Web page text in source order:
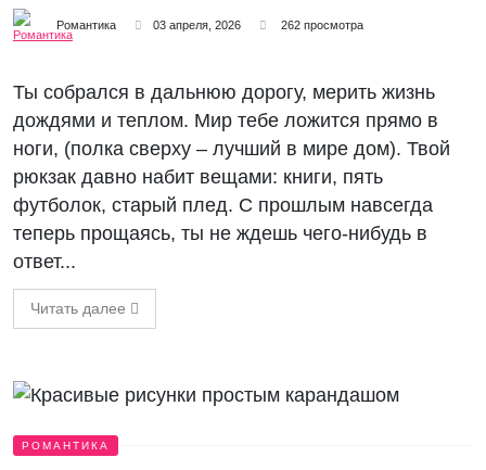
Романтика 03 апреля, 2026 262 просмотра
Ты собрался в дальнюю дорогу, мерить жизнь
дождями и теплом. Мир тебе ложится прямо в
ноги, (полка сверху – лучший в мире дом). Твой
рюкзак давно набит вещами: книги, пять
футболок, старый плед. С прошлым навсегда
теперь прощаясь, ты не ждешь чего-нибудь в
ответ...
Читать далее
РОМАНТИКА